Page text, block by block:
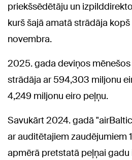
priekšsēdētāju un
kurš šajā amatā strādāja kopš
novembra.
2025. gada deviņos
strādāja ar 594,303 miljonu
4,249 miljonu eiro peļņu.
Savukārt 2024. gadā
ar auditētajiem zaudējumiem
apmērā pretstatā peļņai gadu